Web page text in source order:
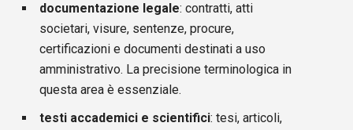
documentazione legale: contratti, atti
societari, visure, sentenze, procure,
certificazioni e documenti destinati a uso
amministrativo. La precisione terminologica in
questa area è essenziale.
testi accademici e scientifici: tesi, articoli,